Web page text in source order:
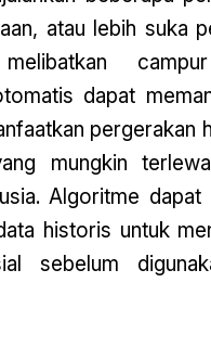
atau lebih suka
dapat
pergerakan
mungkin
Algoritme dapat
historis untuk
sebelum